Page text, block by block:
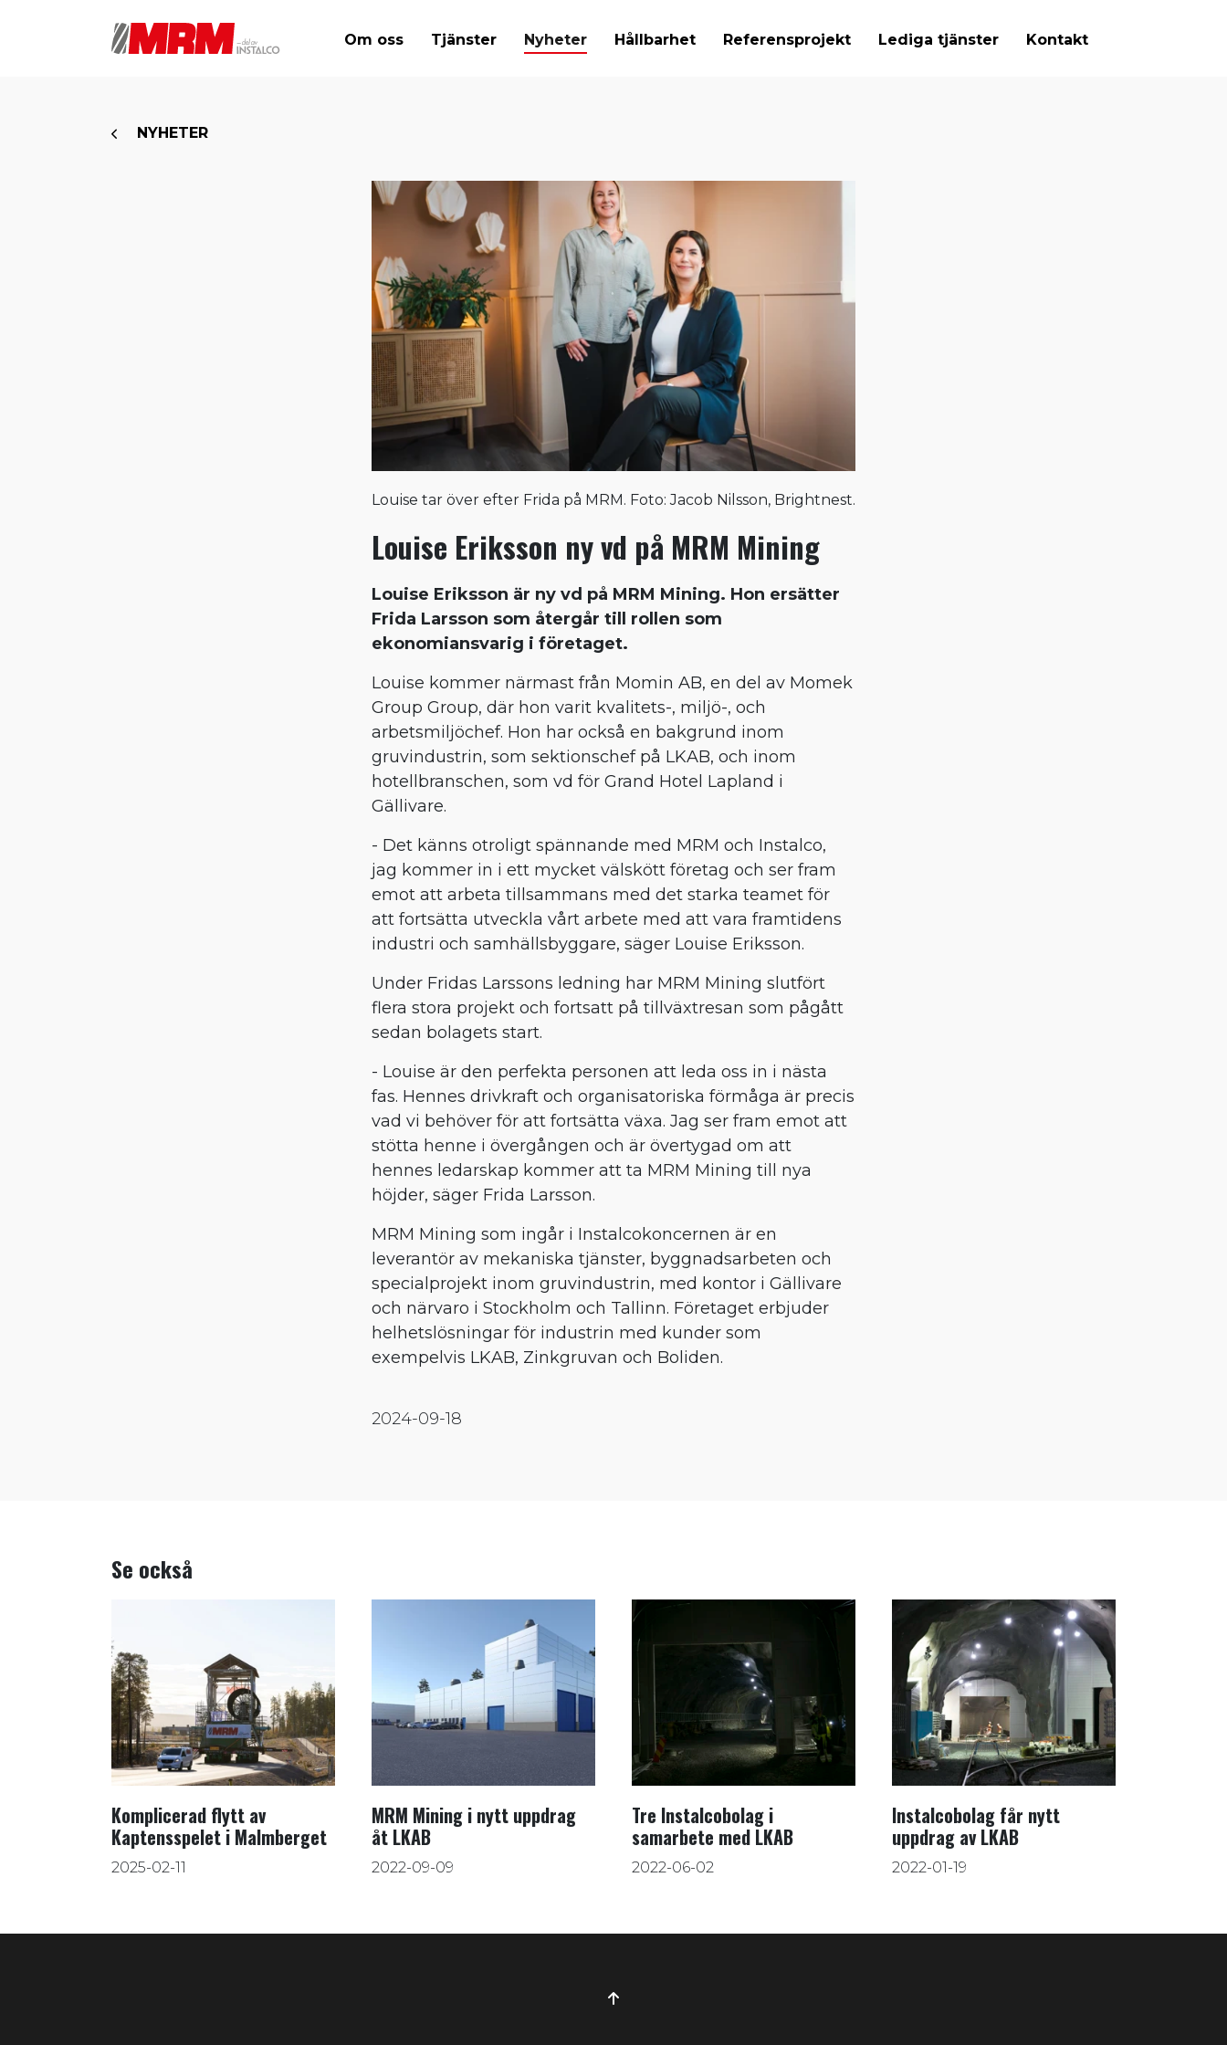
Om oss Tjänster Nyheter Hållbarhet Referensprojekt Lediga tjänster Kontakt
NYHETER
Louise tar över efter Frida på MRM. Foto: Jacob Nilsson, Brightnest.
Louise Eriksson ny vd på MRM Mining
Louise Eriksson är ny vd på MRM Mining. Hon ersätter
Frida Larsson som återgår till rollen som
ekonomiansvarig i företaget.
Louise kommer närmast från Momin AB, en del av Momek
Group Group, där hon varit kvalitets-, miljö-, och
arbetsmiljöchef. Hon har också en bakgrund inom
gruvindustrin, som sektionschef på LKAB, och inom
hotellbranschen, som vd för Grand Hotel Lapland i
Gällivare.
- Det känns otroligt spännande med MRM och Instalco,
jag kommer in i ett mycket välskött företag och ser fram
emot att arbeta tillsammans med det starka teamet för
att fortsätta utveckla vårt arbete med att vara framtidens
industri och samhällsbyggare, säger Louise Eriksson.
Under Fridas Larssons ledning har MRM Mining slutfört
flera stora projekt och fortsatt på tillväxtresan som pågått
sedan bolagets start.
- Louise är den perfekta personen att leda oss in i nästa
fas. Hennes drivkraft och organisatoriska förmåga är precis
vad vi behöver för att fortsätta växa. Jag ser fram emot att
stötta henne i övergången och är övertygad om att
hennes ledarskap kommer att ta MRM Mining till nya
höjder, säger Frida Larsson.
MRM Mining som ingår i Instalcokoncernen är en
leverantör av mekaniska tjänster, byggnadsarbeten och
specialprojekt inom gruvindustrin, med kontor i Gällivare
och närvaro i Stockholm och Tallinn. Företaget erbjuder
helhetslösningar för industrin med kunder som
exempelvis LKAB, Zinkgruvan och Boliden.
2024-09-18
Se också
Komplicerad flytt av
Kaptensspelet i Malmberget
2025-02-11
MRM Mining i nytt uppdrag
åt LKAB
2022-09-09
Tre Instalcobolag i
samarbete med LKAB
2022-06-02
Instalcobolag får nytt
uppdrag av LKAB
2022-01-19